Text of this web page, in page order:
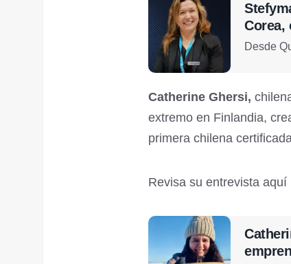
Corea,
Desde
Catherine Ghersi,
extremo en Finlandia,
primera chilena
Revisa su entrevista aquí